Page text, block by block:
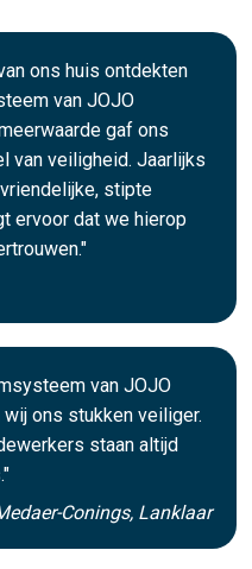
ons huis ontdekten
van JOJO
gaf ons
van veiligheid. Jaarlijks
stipte
ervoor dat we hierop
van JOJO
ons stukken veiliger.
staan altijd
Conings, Lanklaar